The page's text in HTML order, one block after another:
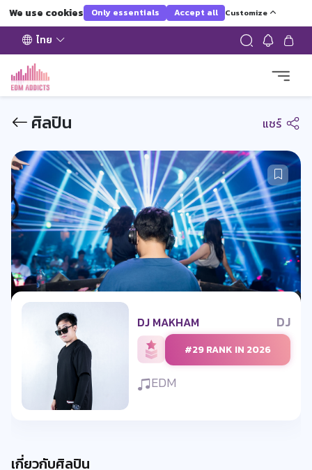
We use cookies Only essentials Accept all Customize
ไทย
ศิลปิน แชร์
DJ MAKHAM DJ
#29 RANK IN 2026
EDM
เกี่ยวกับศิลปิน